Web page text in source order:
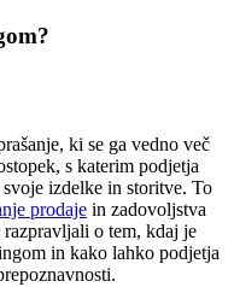
ki se ga vedno več
s katerim podjetja
izdelke in storitve. To
prodaje in zadovoljstva
o tem, kdaj je
in kako lahko podjetja